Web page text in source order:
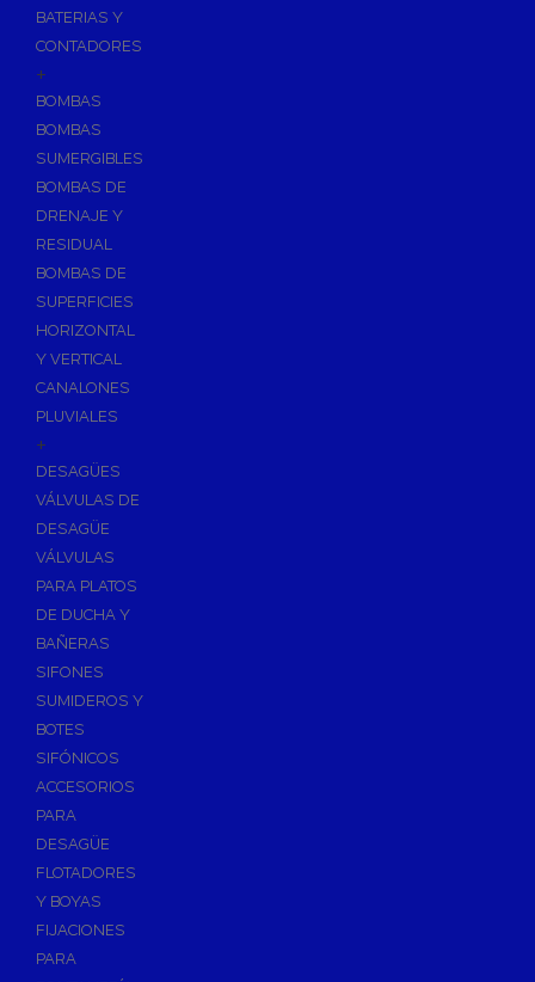
BATERIAS Y
CONTADORES
+
BOMBAS
BOMBAS
SUMERGIBLES
BOMBAS DE
DRENAJE Y
RESIDUAL
BOMBAS DE
SUPERFICIES
HORIZONTAL
Y VERTICAL
CANALONES
PLUVIALES
+
DESAGÜES
VÁLVULAS DE
DESAGÜE
VÁLVULAS
PARA PLATOS
DE DUCHA Y
BAÑERAS
SIFONES
SUMIDEROS Y
BOTES
SIFÓNICOS
ACCESORIOS
PARA
DESAGÜE
FLOTADORES
Y BOYAS
FIJACIONES
PARA